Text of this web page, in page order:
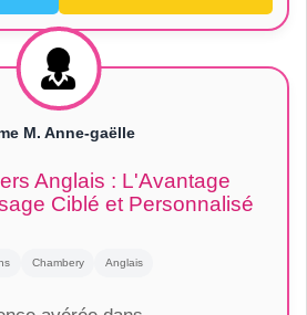
M. Anne-gaëlle
Anglais : L'Avantage
Ciblé et Personnalisé
Chambery Anglais